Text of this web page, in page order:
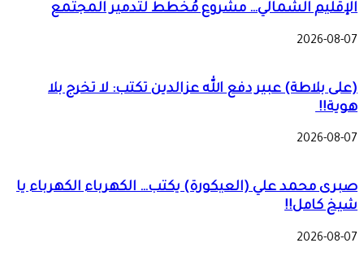
الإقليم الشمالي… مشروع مُخطط لتدمير المجتمع
2026-08-07
(على بلاطة) عبير دفع الله عزالدين تكتب: لا تخرج بلا
هوية!!
2026-08-07
صبرى محمد علي (العيكورة) يكتب… الكهرباء الكهرباء يا
شيخ كامل!!
2026-08-07